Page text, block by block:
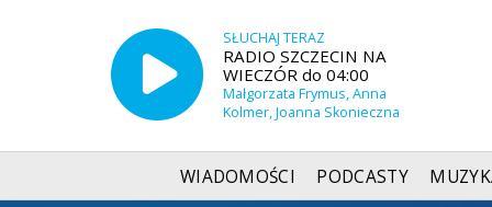
SŁUCHAJ TERAZ
RADIO SZCZECIN NA
WIECZÓR do 04:00
Małgorzata Frymus, Anna
Kolmer, Joanna Skonieczna
WIADOMOŚCI PODCASTY